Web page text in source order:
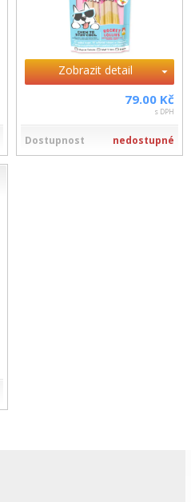
Zobrazit detail
79.00 Kč
s DPH
Dostupnost nedostupné